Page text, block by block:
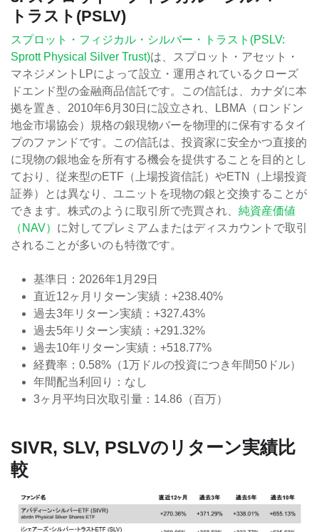
トラスト(PSLV)
スプロット・フィジカル・シルバー・トラスト(PSLV:
Sprott Physical Silver Trust)は、スプロット・アセット・
マネジメントLPによって設立・運用されているクローズ
ドエンド型の金融商品信託です。この信託は、カナダに本
拠を置き、2010年6月30日に設立され、LBMA（ロンドン
地金市場協会）規格の銀現物バーを物理的に保有するタイ
プのファンドです。この信託は、投資家に安全かつ直接的
に現物の銀地金を所有する機会を提供することを目的とし
ており、従来型のETF（上場投資信託）やETN（上場投資
証券）とは異なり、ユニットを現物の銀と交換することが
できます。株式のように取引所で売買され、 純資産価値
（NAV） に対してプレミアムまたはディスカウントで取引
されることが多いのも特徴です。
基準日：2026年1月29日
直近12ヶ月リターン実績：+238.40%
過去3年リターン実績：+327.43%
過去5年リターン実績：+291.32%
過去10年リターン実績：+518.77%
経費率：0.58%（1万ドルの投資につき年間50ドル）
年間配当利回り：なし
3ヶ月平均日次取引量：14.86（百万）
SIVR, SLV, PSLVのリターン実績比
較